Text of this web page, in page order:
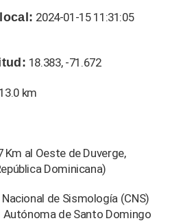
2024-01-15 11:31:05
18.383, -71.672
13.0 km
Km al Oeste de Duverge,
Dominicana)
de Sismología (CNS)
Autónoma de Santo Domingo